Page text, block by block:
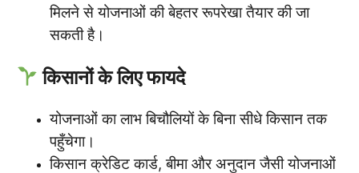
मिलने से योजनाओं की बेहतर रूपरेखा तैयार की जा
सकती है।
किसानों के लिए फायदे
योजनाओं का लाभ बिचौलियों के बिना सीधे किसान तक
पहुँचेगा।
किसान क्रेडिट कार्ड, बीमा और अनुदान जैसी योजनाओं